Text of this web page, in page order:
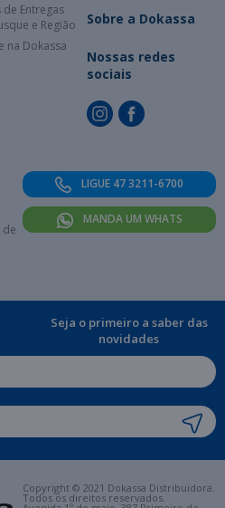
de Entregas
e Região
na Dokassa
Sobre a Dokassa
Nossas redes
sociais
de
LIGUE 47 3211-6700
MANDA UM WHATS
Seja o primeiro a saber das
novidades
Copyright © 2021 Dokassa Distribuidora.
Todos os direitos reservados.